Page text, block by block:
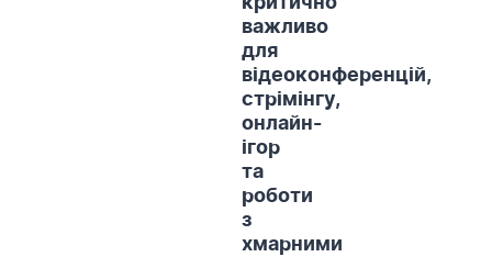
важливо
для
відеоконференцій,
стрімінгу,
онлайн-
ігор
та
роботи
з
хмарними